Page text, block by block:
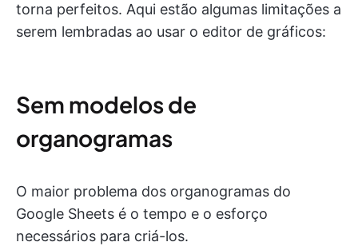
torna perfeitos. Aqui estão algumas limitações a
serem lembradas ao usar o editor de gráficos:
Sem modelos de
organogramas
O maior problema dos organogramas do
Google Sheets é o tempo e o esforço
necessários para criá-los.